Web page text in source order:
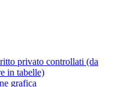
privato controllati (da
in tabelle)
grafica